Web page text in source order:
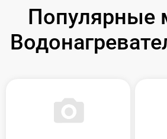
Популярные